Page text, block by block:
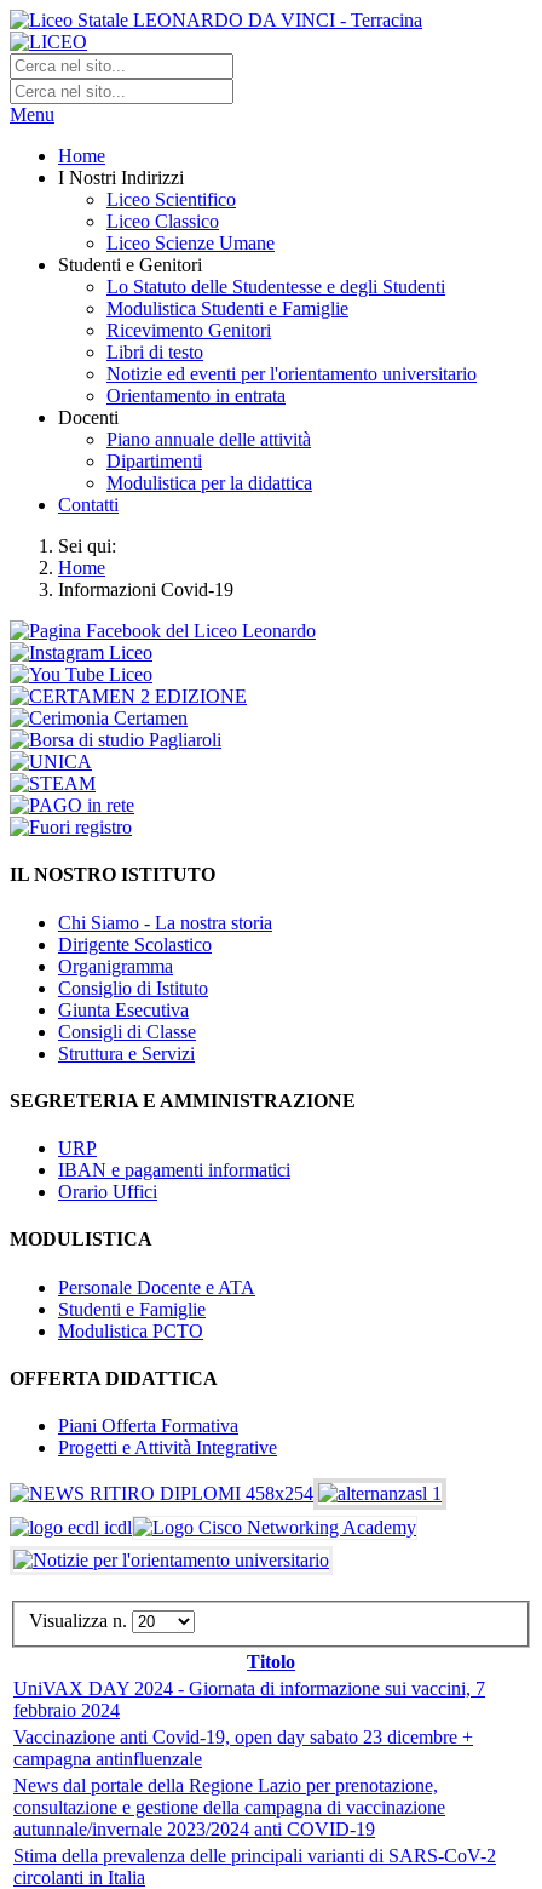
Menu
Home
I Nostri Indirizzi
Liceo Scientifico
Liceo Classico
Liceo Scienze Umane
Studenti e Genitori
Lo Statuto delle Studentesse e degli Studenti
Modulistica Studenti e Famiglie
Ricevimento Genitori
Libri di testo
Notizie ed eventi per l'orientamento universitario
Orientamento in entrata
Docenti
Piano annuale delle attività
Dipartimenti
Modulistica per la didattica
Contatti
Sei qui:
Home
Informazioni Covid-19
IL NOSTRO ISTITUTO
Chi Siamo - La nostra storia
Dirigente Scolastico
Organigramma
Consiglio di Istituto
Giunta Esecutiva
Consigli di Classe
Struttura e Servizi
SEGRETERIA E AMMINISTRAZIONE
URP
IBAN e pagamenti informatici
Orario Uffici
MODULISTICA
Personale Docente e ATA
Studenti e Famiglie
Modulistica PCTO
OFFERTA DIDATTICA
Piani Offerta Formativa
Progetti e Attività Integrative
Visualizza n.
Titolo
UniVAX DAY 2024 - Giornata di informazione sui vaccini, 7
febbraio 2024
Vaccinazione anti Covid-19, open day sabato 23 dicembre +
campagna antinfluenzale
News dal portale della Regione Lazio per prenotazione,
consultazione e gestione della campagna di vaccinazione
autunnale/invernale 2023/2024 anti COVID-19
Stima della prevalenza delle principali varianti di SARS-CoV-2
circolanti in Italia